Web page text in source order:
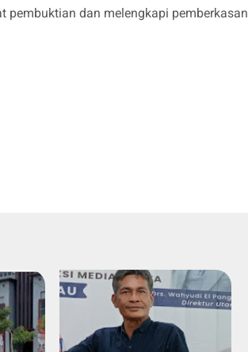
pembuktian dan melengkapi pemberkasan